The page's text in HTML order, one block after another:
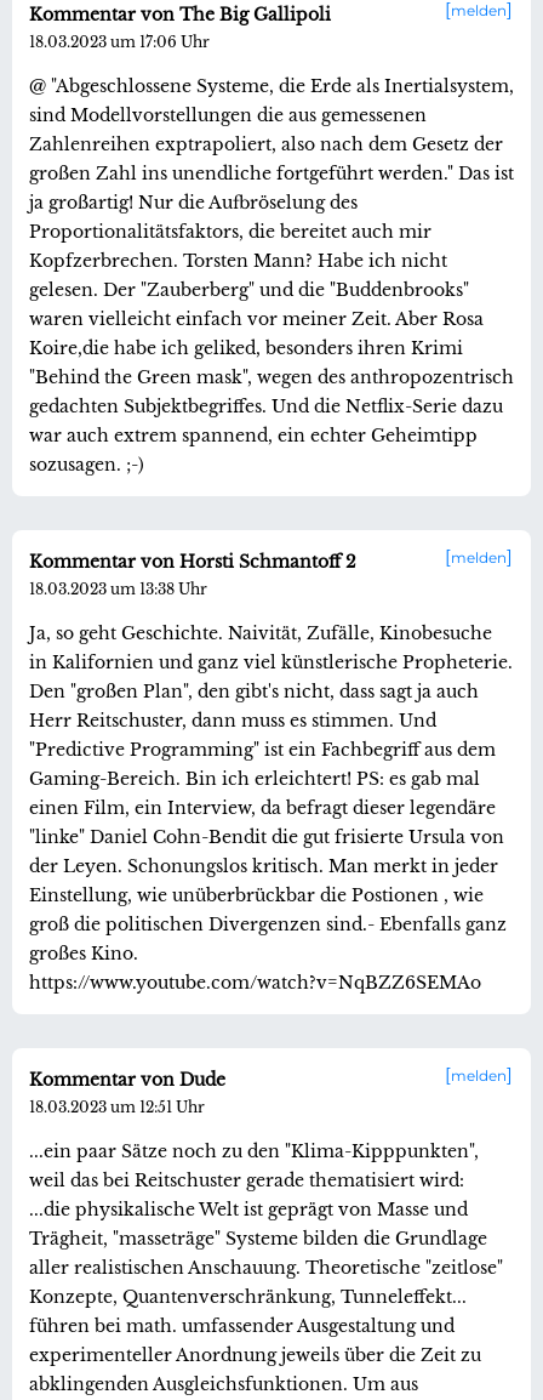
melden
Kommentar von The Big Gallipoli
18.03.2023 um 17:06 Uhr
@ "Abgeschlossene Systeme, die Erde als Inertialsystem,
sind Modellvorstellungen die aus gemessenen
Zahlenreihen exptrapoliert, also nach dem Gesetz der
großen Zahl ins unendliche fortgeführt werden." Das ist
ja großartig! Nur die Aufbröselung des
Proportionalitätsfaktors, die bereitet auch mir
Kopfzerbrechen. Torsten Mann? Habe ich nicht
gelesen. Der "Zauberberg" und die "Buddenbrooks"
waren vielleicht einfach vor meiner Zeit. Aber Rosa
Koire,die habe ich geliked, besonders ihren Krimi
"Behind the Green mask", wegen des anthropozentrisch
gedachten Subjektbegriffes. Und die Netflix-Serie dazu
war auch extrem spannend, ein echter Geheimtipp
sozusagen. ;-)
melden
Kommentar von Horsti Schmantoff 2
18.03.2023 um 13:38 Uhr
Ja, so geht Geschichte. Naivität, Zufälle, Kinobesuche
in Kalifornien und ganz viel künstlerische Propheterie.
Den "großen Plan", den gibt's nicht, dass sagt ja auch
Herr Reitschuster, dann muss es stimmen. Und
"Predictive Programming" ist ein Fachbegriff aus dem
Gaming-Bereich. Bin ich erleichtert! PS: es gab mal
einen Film, ein Interview, da befragt dieser legendäre
"linke" Daniel Cohn-Bendit die gut frisierte Ursula von
der Leyen. Schonungslos kritisch. Man merkt in jeder
Einstellung, wie unüberbrückbar die Postionen , wie
groß die politischen Divergenzen sind.- Ebenfalls ganz
großes Kino.
https://www.youtube.com/watch?v=NqBZZ6SEMAo
melden
Kommentar von Dude
18.03.2023 um 12:51 Uhr
...ein paar Sätze noch zu den "Klima-Kipppunkten",
weil das bei Reitschuster gerade thematisiert wird:
...die physikalische Welt ist geprägt von Masse und
Trägheit, "masseträge" Systeme bilden die Grundlage
aller realistischen Anschauung. Theoretische "zeitlose"
Konzepte, Quantenverschränkung, Tunneleffekt...
führen bei math. umfassender Ausgestaltung und
experimenteller Anordnung jeweils über die Zeit zu
abklingenden Ausgleichsfunktionen. Um aus